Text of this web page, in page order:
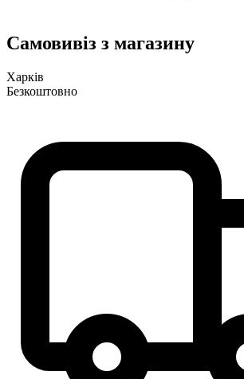
Самовивіз з магазину
Харків
Безкоштовно